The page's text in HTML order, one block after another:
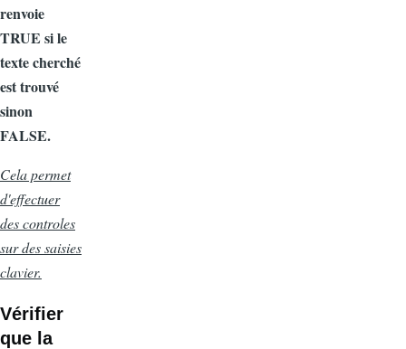
renvoie
TRUE si le
texte cherché
est trouvé
sinon
FALSE.
Cela permet
d'effectuer
des controles
sur des saisies
clavier.
Vérifier
que la